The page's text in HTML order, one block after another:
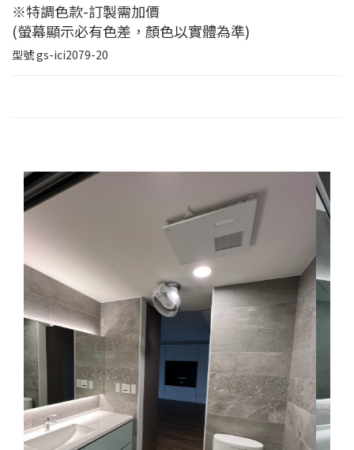
※特調色款-訂製需加價
(螢幕顯示必有色差，顏色以實體為準)
型號gs-ici2079-20